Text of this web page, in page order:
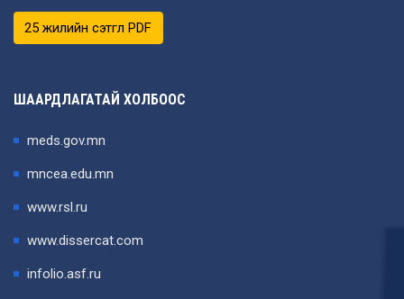
25 жилийн сэтгүүл PDF
ШААРДЛАГАТАЙ ХОЛБООС
meds.gov.mn
mncea.edu.mn
www.rsl.ru
www.dissercat.com
infolio.asf.ru